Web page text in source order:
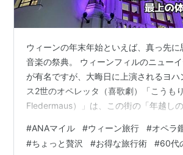
ウィーンの年末年始といえば、真っ先に
音楽の祭典。 ウィーンフィルのニュー
が有名ですが、大晦日に上演されるヨハ
ス2世のオペレッタ（喜歌劇）「こうも
Fledermaus）」は、この街の「年越し
は13年ぶりにウィーンで年末年始を過ご
以前に比べて「チケット争奪戦の激化」
#ANAマイル #ウィーン旅行 #オペラ
#ちょっと贅沢 #お得な旅行術 #60代